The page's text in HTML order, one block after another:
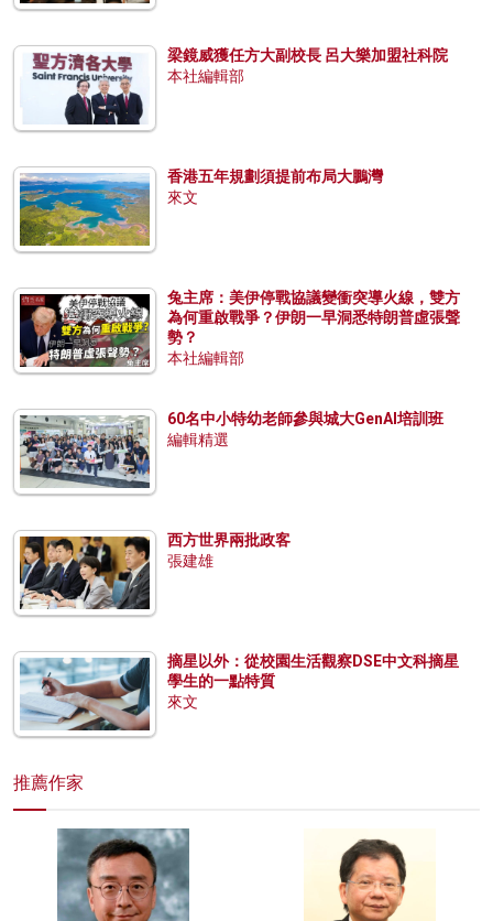
梁鏡威獲任方大副校長 呂大樂加盟社科院
本社編輯部
香港五年規劃須提前布局大鵬灣
來文
兔主席：美伊停戰協議變衝突導火線，雙方
為何重啟戰爭？伊朗一早洞悉特朗普虛張聲
勢？
本社編輯部
60名中小特幼老師參與城大GenAI培訓班
編輯精選
西方世界兩批政客
張建雄
摘星以外：從校園生活觀察DSE中文科摘星
學生的一點特質
來文
推薦作家